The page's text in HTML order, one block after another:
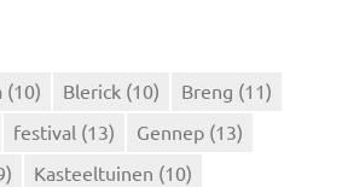
(10) Blerick (10) Breng (11)
festival (13) Gennep (13)
Kasteeltuinen (10)